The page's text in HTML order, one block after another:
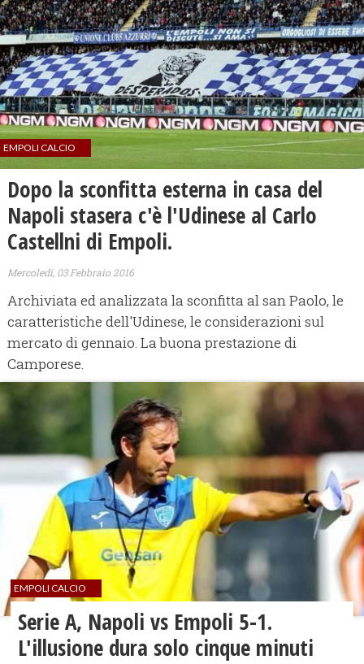
EMPOLI CALCIO
Dopo la sconfitta esterna in casa del
Napoli stasera c'è l'Udinese al Carlo
Castellni di Empoli.
Mercoledì, 03 Febbraio 2016
Archiviata ed analizzata la sconfitta al san Paolo, le
caratteristiche dell'Udinese, le considerazioni sul
mercato di gennaio. La buona prestazione di
Camporese.
EMPOLI CALCIO
Serie A, Napoli vs Empoli 5-1.
L'illusione dura solo cinque minuti